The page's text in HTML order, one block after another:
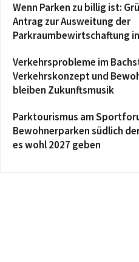
Wenn Parken zu billig ist:
Antrag zur Ausweitung der
Parkraumbewirtschaftung
Verkehrsprobleme im
Verkehrskonzept und
bleiben Zukunftsmusik
Parktourismus am
Bewohnerparken südlich
es wohl 2027 geben